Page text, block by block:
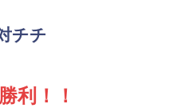
チチ
利！！